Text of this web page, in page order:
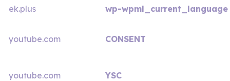
ek.plus wp-wpml_current_language
youtube.com CONSENT
youtube.com YSC